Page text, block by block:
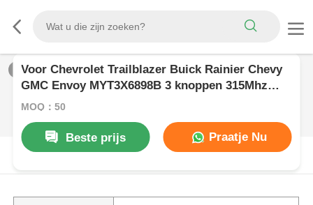
/0
Voor Chevrolet Trailblazer Buick Rainier Chevy
GMC Envoy MYT3X6898B 3 knoppen 315Mhz
Smart Keyless Entry Car Fob Remote Key
MOQ：50
Beste prijs
Praatje Nu
PRODUCTOMSCHRIJVING